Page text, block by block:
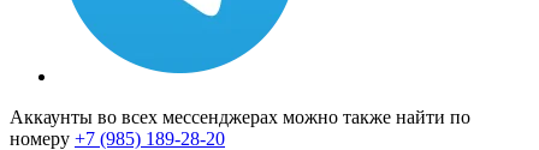
Аккаунты во всех мессенджерах можно также найти по
номеру +7 (985) 189-28-20